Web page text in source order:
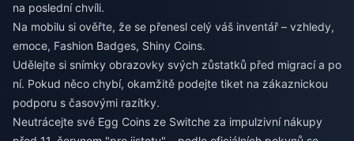
na poslední chvíli.
Na mobilu si ověřte, že se přenesl celý váš inventář – vzhledy,
emoce, Fashion Badges, Shiny Coins.
Udělejte si snímky obrazovky svých zůstatků před migrací a po
ní. Pokud něco chybí, okamžitě podejte tiket na zákaznickou
podporu s časovými razítky.
Neutrácejte své Egg Coins ze Switche za impulzivní nákupy